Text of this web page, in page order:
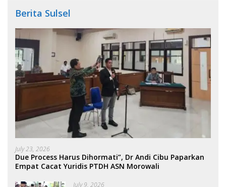
Berita Sulsel
July 23, 2026
Due Process Harus Dihormati”, Dr Andi Cibu Paparkan
Empat Cacat Yuridis PTDH ASN Morowali
July 9, 2026